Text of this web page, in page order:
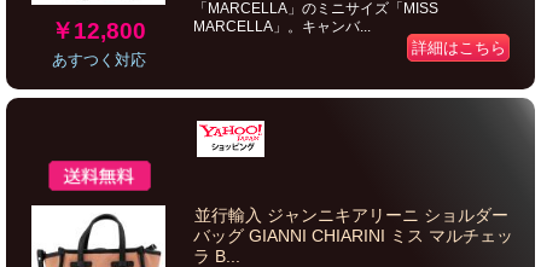
￥12,800
あすつく対応
「MARCELLA」のミニサイズ「MISS
MARCELLA」。キャンバ...
詳細はこちら
並行輸入 ジャンニキアリーニ ショルダー
バッグ GIANNI CHIARINI ミス マルチェッ
ラ B...